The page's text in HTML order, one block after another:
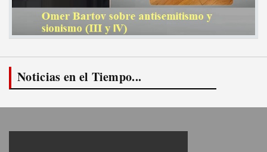
Noticias en el Tiempo...